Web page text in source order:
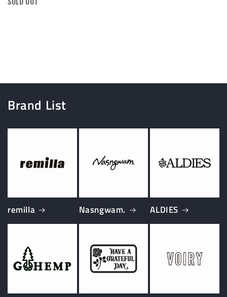
ト
Brand List
remilla Nasngwam. ALDIES